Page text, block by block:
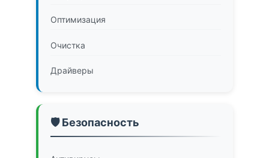
Оптимизация
Очистка
Драйверы
🛡️ Безопасность